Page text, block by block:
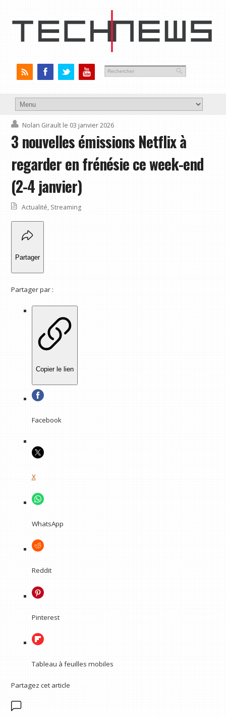
Nolan Girault le 03 janvier 2026
3 nouvelles émissions Netflix à
regarder en frénésie ce week-end
(2-4 janvier)
Actualité, Streaming
Partager
Partager par :
Copier le lien
Facebook
X
WhatsApp
Reddit
Pinterest
Tableau à feuilles mobiles
Partagez cet article